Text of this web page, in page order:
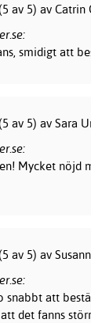
av 5) av Catrin
smidigt att
av 5) av Sara
Mycket nöjd
av 5) av
snabbt att
det fanns